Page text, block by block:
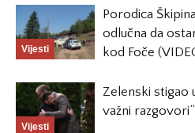
Vijesti
Porodica
odlučna da
kod Foče
Vijesti
Zelenski stigao
važni razgovori”